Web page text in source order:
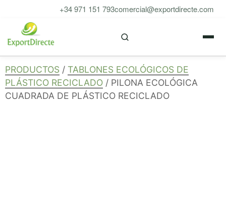
contenido
+34 971 151 793comercial@exportdirecte.com
PRODUCTOS / TABLONES ECOLÓGICOS DE
PLÁSTICO RECICLADO / PILONA ECOLÓGICA
CUADRADA DE PLÁSTICO RECICLADO